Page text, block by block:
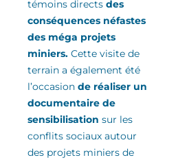
témoins directs des
conséquences néfastes
des méga projets
miniers. Cette visite de
terrain a également été
l’occasion de réaliser un
documentaire de
sensibilisation sur les
conflits sociaux autour
des projets miniers de